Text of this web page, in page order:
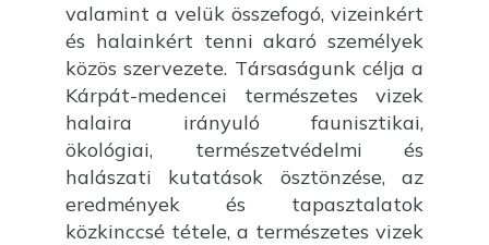
valamint a velük összefogó, vizeinkért
és halainkért tenni akaró személyek
közös szervezete. Társaságunk célja a
Kárpát-medencei természetes vizek
halaira irányuló faunisztikai,
ökológiai, természetvédelmi és
halászati kutatások ösztönzése, az
eredmények és tapasztalatok
közkinccsé tétele, a természetes vizek